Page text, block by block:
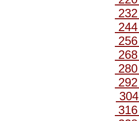
232
244
256
268
280
292
304
316